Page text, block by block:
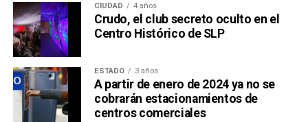
CIUDAD 4 años
Crudo, el club secreto oculto en el
Centro Histórico de SLP
ESTADO 3 años
A partir de enero de 2024 ya no se
cobrarán estacionamientos de
centros comerciales